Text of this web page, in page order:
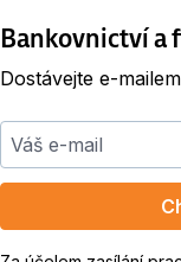
Bankovnictví a
Dostávejte e-
Váš e-mail